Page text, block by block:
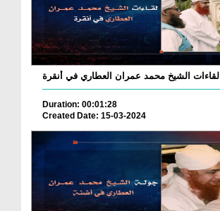
لقاءات الشيخ محمد عمران العطاري في أنقرة
Duration: 00:01:28
Created Date: 15-03-2024